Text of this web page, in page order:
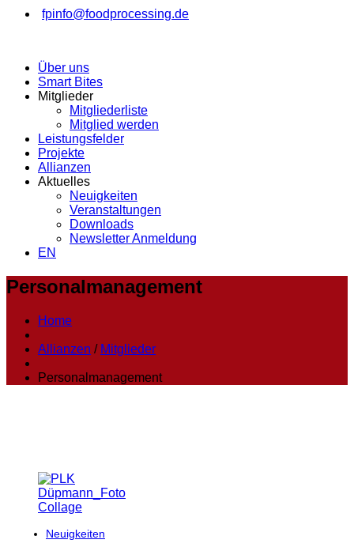
fpinfo@foodprocessing.de
Über uns
Smart Bites
Mitglieder
Mitgliederliste
Mitglied werden
Leistungsfelder
Projekte
Allianzen
Aktuelles
Neuigkeiten
Veranstaltungen
Downloads
Newsletter Anmeldung
EN
Personalmanagement
Home
Allianzen / Mitglieder
Personalmanagement
Neuigkeiten